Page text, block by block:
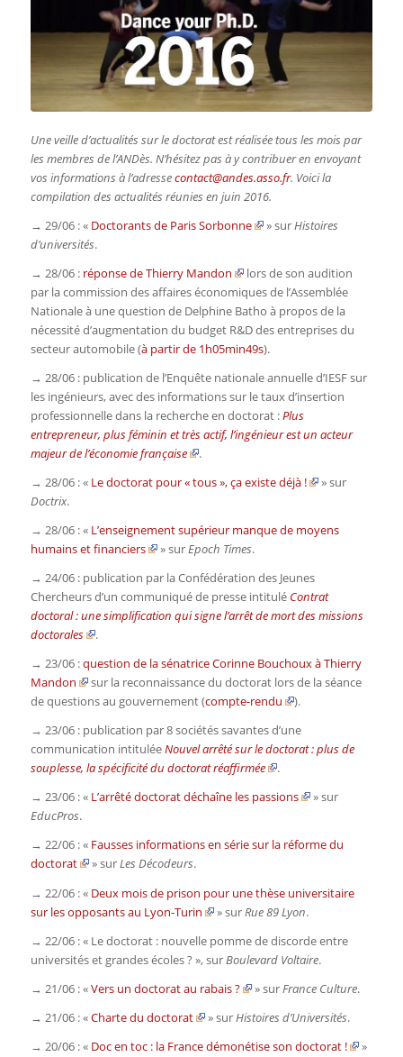
Une veille d’actualités sur le doctorat est réalisée tous les mois par
les membres de l’ANDès. N’hésitez pas à y contribuer en envoyant
vos informations à l’adressecontact@andes.asso.fr. Voici la
compilation des actualités réunies en juin 2016.
→ 29/06 : « Doctorants de Paris Sorbonne » surHistoires
d’universités.
→ 28/06 : réponse de Thierry Mandon
lors de son audition
par la commission des affaires économiques de l’Assemblée
Nationale à une question de Delphine Batho à propos de la
nécessité d’augmentation du budget R&D des entreprises du
secteur automobile (à partir de 1h05min49s).
→ 28/06 : publication de l’Enquête nationale annuelle d’IESF sur
les ingénieurs, avec des informations sur le taux d’insertion
professionnelle dans la recherche en doctorat :Plus
entrepreneur, plus féminin et très actif, l’ingénieur est un acteur
majeur de l’économie française
.
→ 28/06 : « Le doctorat pour « tous », ça existe déjà !
» sur
Doctrix.
→ 28/06 : « L’enseignement supérieur manque de moyens
humains et financiers
» surEpoch Times.
→ 24/06 : publication par la Confédération des Jeunes
Chercheurs d’un communiqué de presse intitulé Contrat
doctoral : une simplification qui signe l’arrêt de mort des missions
doctorales
.
→ 23/06 :question de la sénatrice Corinne Bouchoux à Thierry
Mandon
sur la reconnaissance du doctorat lors de la séance
de questions au gouvernement (compte-rendu
).
→ 23/06 : publication par 8 sociétés savantes d’une
communication intituléeNouvel arrêté sur le doctorat : plus de
souplesse, la spécificité du doctorat réaffirmée
.
→ 23/06 : « L’arrêté doctorat déchaîne les passions
» sur
EducPros.
→ 22/06 : « Fausses informations en série sur la réforme du
doctorat
» surLes Décodeurs.
→ 22/06 : « Deux mois de prison pour une thèse universitaire
sur les opposants au Lyon-Turin
» sur Rue 89 Lyon.
→ 22/06 : « Le doctorat : nouvelle pomme de discorde entre
universités et grandes écoles ? », sur Boulevard Voltaire.
→ 21/06 : «Vers un doctorat au rabais ? » sur France Culture.
→ 21/06 : «Charte du doctorat » surHistoires d’Universités.
→ 20/06 : « Doc en toc : la France démonétise son doctorat !
»